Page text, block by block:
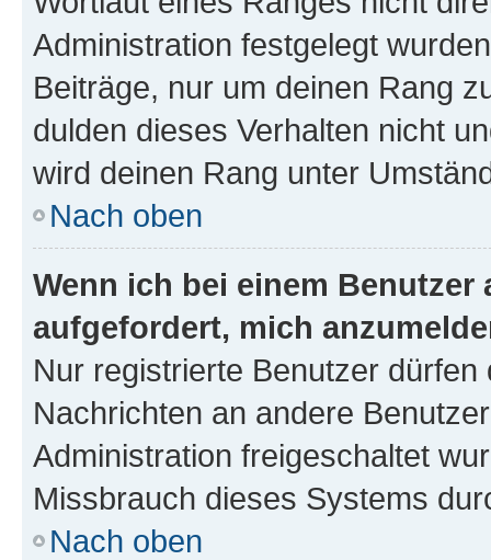
Administration festgelegt
Beiträge, nur um deinen Rang
dulden dieses Verhalten nicht
wird deinen Rang unter
Nach oben
Wenn ich bei einem
aufgefordert, mich
Nur registrierte Benutzer
Nachrichten an andere
Administration freigeschaltet
Missbrauch dieses Systems
Nach oben